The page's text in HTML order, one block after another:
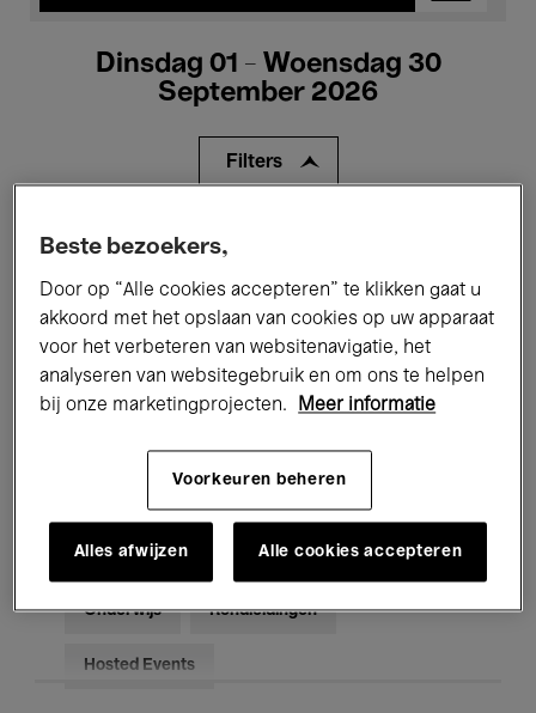
Dinsdag 01 - Woensdag 30
September 2026
Filters
Alle evenementen
Tentoonstellingen Films
Performances Lezingen & Debatten
Jazz Klassieke Muziek Global Music
Voor iedereen Kids’ Palace
Onderwijs Rondleidingen
Hosted Events
Beste bezoekers,
Door op “Alle cookies accepteren” te klikken gaat u
akkoord met het opslaan van cookies op uw apparaat
voor het verbeteren van websitenavigatie, het
analyseren van websitegebruik en om ons te helpen
bij onze marketingprojecten.
Meer informatie
Voorkeuren beheren
Alles afwijzen Alle cookies accepteren